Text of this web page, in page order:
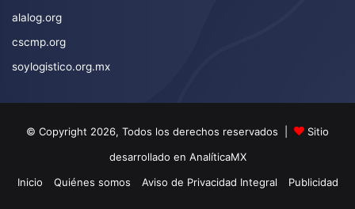
alalog.org
cscmp.org
soylogistico.org.mx
© Copyright 2026, Todos los derechos reservados |
Sitio
desarrollado en AnalíticaMX
Inicio
Quiénes somos Aviso de Privacidad Integral Publicidad